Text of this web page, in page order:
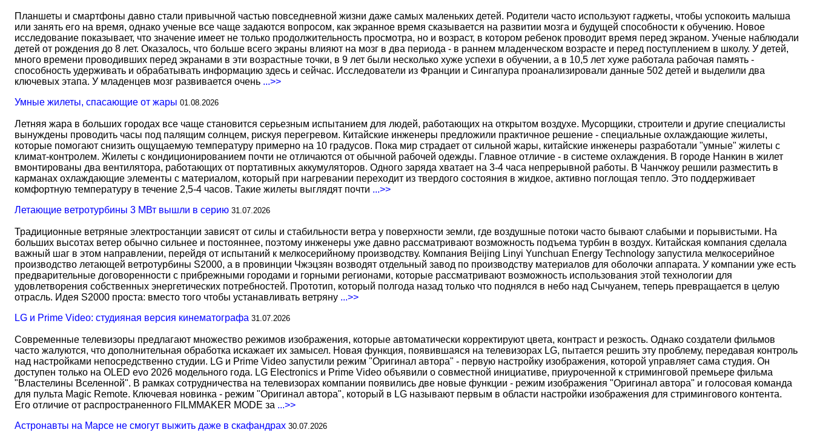
Планшеты и смартфоны давно стали привычной частью повседневной жизни даже самых маленьких детей. Родители часто используют гаджеты, чтобы успокоить малыша
или занять его на время, однако ученые все чаще задаются вопросом, как экранное время сказывается на развитии мозга и будущей способности к обучению. Новое
исследование показывает, что значение имеет не только продолжительность просмотра, но и возраст, в котором ребенок проводит время перед экраном. Ученые наблюдали
детей от рождения до 8 лет. Оказалось, что больше всего экраны влияют на мозг в два периода - в раннем младенческом возрасте и перед поступлением в школу. У детей,
много времени проводивших перед экранами в эти возрастные точки, в 9 лет были несколько хуже успехи в обучении, а в 10,5 лет хуже работала рабочая память -
способность удерживать и обрабатывать информацию здесь и сейчас. Исследователи из Франции и Сингапура проанализировали данные 502 детей и выделили два
ключевых этапа. У младенцев мозг развивается очень ...>>
Умные жилеты, спасающие от жары 01.08.2026
Летняя жара в больших городах все чаще становится серьезным испытанием для людей, работающих на открытом воздухе. Мусорщики, строители и другие специалисты
вынуждены проводить часы под палящим солнцем, рискуя перегревом. Китайские инженеры предложили практичное решение - специальные охлаждающие жилеты,
которые помогают снизить ощущаемую температуру примерно на 10 градусов. Пока мир страдает от сильной жары, китайские инженеры разработали "умные" жилеты с
климат-контролем. Жилеты с кондиционированием почти не отличаются от обычной рабочей одежды. Главное отличие - в системе охлаждения. В городе Нанкин в жилет
вмонтированы два вентилятора, работающих от портативных аккумуляторов. Одного заряда хватает на 3-4 часа непрерывной работы. В Чанчжоу решили разместить в
карманах охлаждающие элементы с материалом, который при нагревании переходит из твердого состояния в жидкое, активно поглощая тепло. Это поддерживает
комфортную температуру в течение 2,5-4 часов. Такие жилеты выглядят почти ...>>
Летающие ветротурбины 3 МВт вышли в серию 31.07.2026
Традиционные ветряные электростанции зависят от силы и стабильности ветра у поверхности земли, где воздушные потоки часто бывают слабыми и порывистыми. На
больших высотах ветер обычно сильнее и постояннее, поэтому инженеры уже давно рассматривают возможность подъема турбин в воздух. Китайская компания сделала
важный шаг в этом направлении, перейдя от испытаний к мелкосерийному производству. Компания Beijing Linyi Yunchuan Energy Technology запустила мелкосерийное
производство летающей ветротурбины S2000, а в провинции Чжэцзян возводят отдельный завод по производству материалов для оболочки аппарата. У компании уже есть
предварительные договоренности с прибрежными городами и горными регионами, которые рассматривают возможность использования этой технологии для
удовлетворения собственных энергетических потребностей. Прототип, который полгода назад только что поднялся в небо над Сычуанем, теперь превращается в целую
отрасль. Идея S2000 проста: вместо того чтобы устанавливать ветряну ...>>
LG и Prime Video: студияная версия кинематографа 31.07.2026
Современные телевизоры предлагают множество режимов изображения, которые автоматически корректируют цвета, контраст и резкость. Однако создатели фильмов
часто жалуются, что дополнительная обработка искажает их замысел. Новая функция, появившаяся на телевизорах LG, пытается решить эту проблему, передавая контроль
над настройками непосредственно студии. LG и Prime Video запустили режим "Оригинал автора" - первую настройку изображения, которой управляет сама студия. Он
доступен только на OLED evo 2026 модельного года. LG Electronics и Prime Video объявили о совместной инициативе, приуроченной к стриминговой премьере фильма
"Властелины Вселенной". В рамках сотрудничества на телевизорах компании появились две новые функции - режим изображения "Оригинал автора" и голосовая команда
для пульта Magic Remote. Ключевая новинка - режим "Оригинал автора", который в LG называют первым в области настройки изображения для стримингового контента.
Его отличие от распространенного FILMMAKER MODE за ...>>
Астронавты на Марсе не смогут выжить даже в скафандрах 30.07.2026